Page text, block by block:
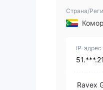
Страна/
IP-
Ravex